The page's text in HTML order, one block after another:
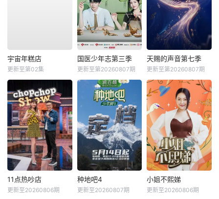
宇宙年糕店
更新至第02集
国医少年志第三季
更新至第20260807期
天赐的声音第七季
更新至第20260807期
11点热吵店
更新至20260806期
种地吧4
更新至20260807期
小姐不熙娣
更新至20260806期